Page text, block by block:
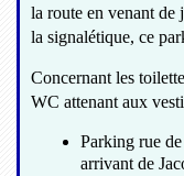
la route en venant de
la signalétique, ce
Concernant les
WC attenant aux
Parking rue de
arrivant de